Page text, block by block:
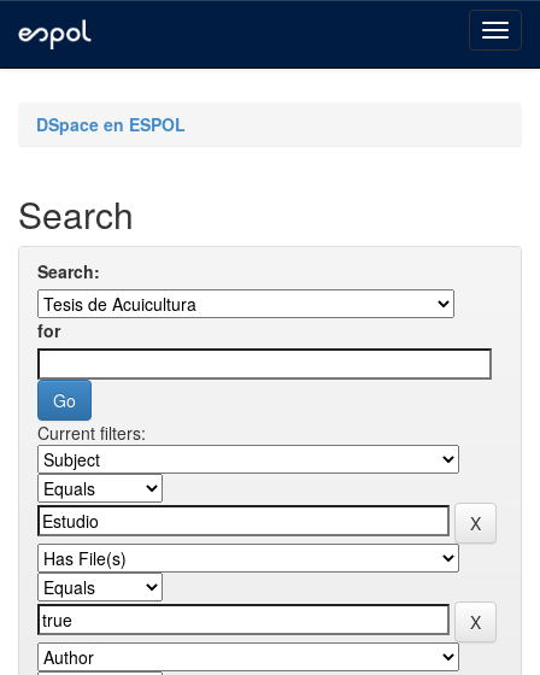
navigationDSpace en ESPOL
Search
Search:
for
Current filters: